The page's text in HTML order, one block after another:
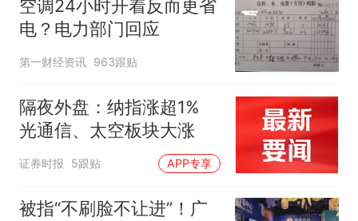
空调24小时开着反而更省
电？电力部门回应
第一财经资讯 963跟贴
隔夜外盘：纳指涨超1%
光通信、太空板块大涨
证券时报 5跟贴 APP专享
被指“不刷脸不让进”！广